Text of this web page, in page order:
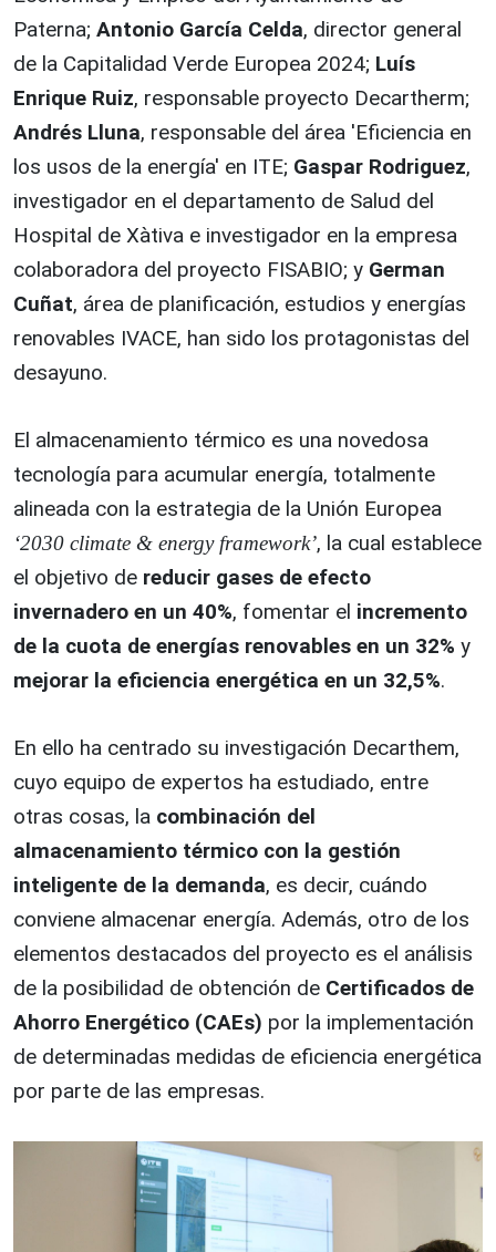
Paterna; Antonio García Celda, director general
de la Capitalidad Verde Europea 2024; Luís
Enrique Ruiz, responsable proyecto Decartherm;
Andrés Lluna, responsable del área 'Eficiencia en
los usos de la energía' en ITE; Gaspar Rodriguez,
investigador en el departamento de Salud del
Hospital de Xàtiva e investigador en la empresa
colaboradora del proyecto FISABIO; y German
Cuñat, área de planificación, estudios y energías
renovables IVACE, han sido los protagonistas del
desayuno.
El almacenamiento térmico es una novedosa
tecnología para acumular energía, totalmente
alineada con la estrategia de la Unión Europea
‘2030 climate & energy framework’, la cual establece
el objetivo de reducir gases de efecto
invernadero en un 40%, fomentar el incremento
de la cuota de energías renovables en un 32% y
mejorar la eficiencia energética en un 32,5%.
En ello ha centrado su investigación Decarthem,
cuyo equipo de expertos ha estudiado, entre
otras cosas, la combinación del
almacenamiento térmico con la gestión
inteligente de la demanda, es decir, cuándo
conviene almacenar energía. Además, otro de los
elementos destacados del proyecto es el análisis
de la posibilidad de obtención de Certificados de
Ahorro Energético (CAEs) por la implementación
de determinadas medidas de eficiencia energética
por parte de las empresas.